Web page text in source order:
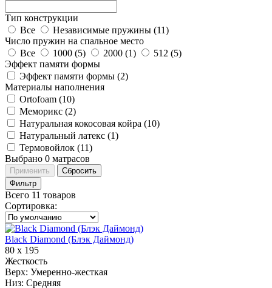
Тип конструкции
Все
Независимые пружины (11)
Число пружин на спальное место
Все
1000 (5) 2000 (1) 512 (5)
Эффект памяти формы
Эффект памяти формы (2)
Материалы наполнения
Ortofoam (10)
Меморикс (2)
Натуральная кокосовая койра (10)
Натуральный латекс (1)
Термовойлок (11)
Выбрано 0 матрасов
Применить
Сбросить
Фильтр
Всего 11 товаров
Сортировка:
Black Diamond (Блэк Даймонд)
80 х 195
Жесткость
Верх: Умеренно-жесткая
Низ: Средняя